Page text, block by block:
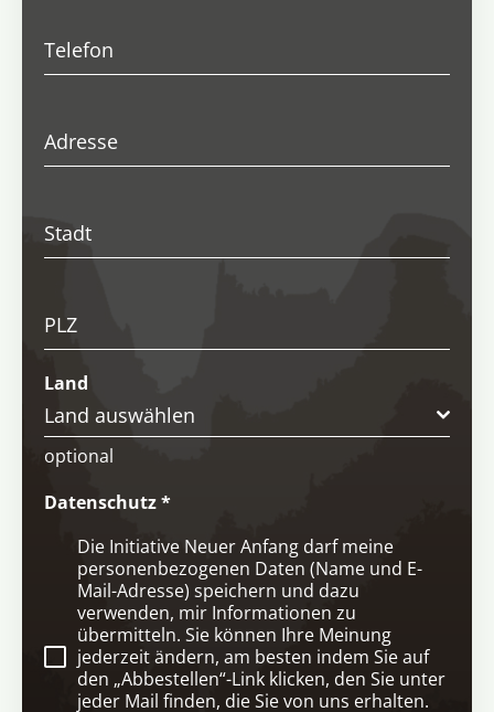
Telefon
Adresse
Stadt
PLZ
Land
Land auswählen
optional
Datenschutz*
Die Initiative Neuer Anfang darf meine
personenbezogenen Daten (Name und E-
Mail-Adresse) speichern und dazu
verwenden, mir Informationen zu
übermitteln. Sie können Ihre Meinung
jederzeit ändern, am besten indem Sie auf
den „Abbestellen“-Link klicken, den Sie unter
jeder Mail finden, die Sie von uns erhalten.